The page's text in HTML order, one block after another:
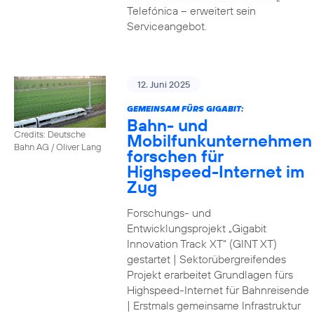
Telefónica – erweitert sein
Serviceangebot.
Credits: Deutsche
Bahn AG / Oliver Lang
12. Juni 2025
GEMEINSAM FÜRS GIGABIT:
Bahn- und
Mobilfunkunternehmen
forschen für
Highspeed-Internet im
Zug
Forschungs- und
Entwicklungsprojekt „Gigabit
Innovation Track XT“ (GINT XT)
gestartet | Sektorübergreifendes
Projekt erarbeitet Grundlagen fürs
Highspeed-Internet für Bahnreisende
| Erstmals gemeinsame Infrastruktur